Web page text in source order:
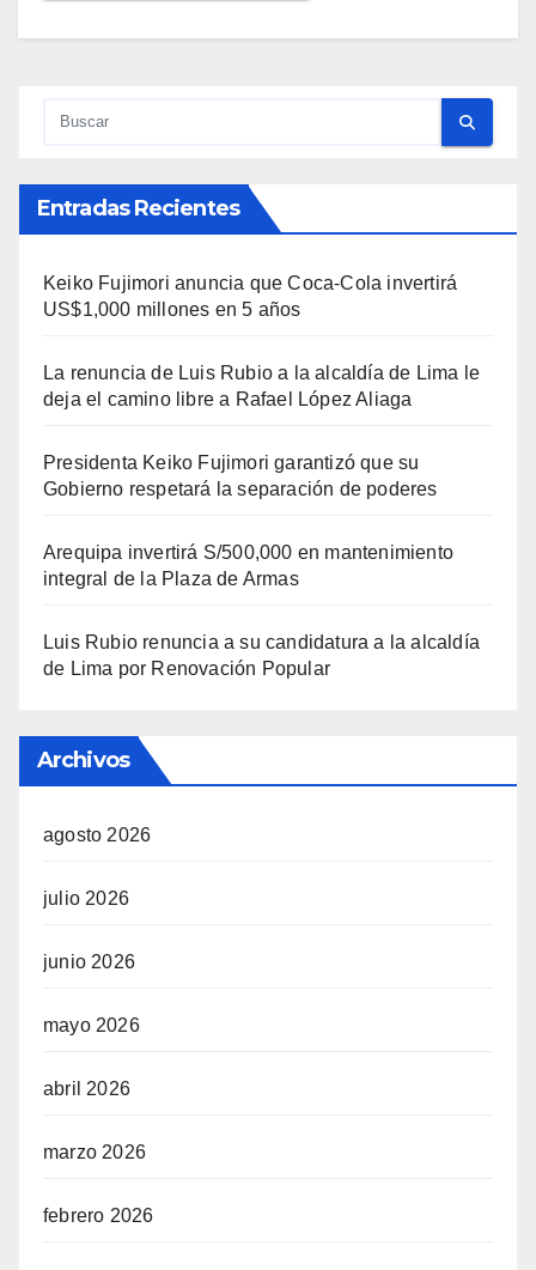
Entradas Recientes
Keiko Fujimori anuncia que Coca-Cola invertirá
US$1,000 millones en 5 años
La renuncia de Luis Rubio a la alcaldía de Lima le
deja el camino libre a Rafael López Aliaga
Presidenta Keiko Fujimori garantizó que su
Gobierno respetará la separación de poderes
Arequipa invertirá S/500,000 en mantenimiento
integral de la Plaza de Armas
Luis Rubio renuncia a su candidatura a la alcaldía
de Lima por Renovación Popular
Archivos
agosto 2026
julio 2026
junio 2026
mayo 2026
abril 2026
marzo 2026
febrero 2026